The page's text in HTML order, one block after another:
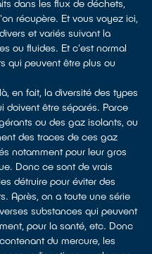
dans les flux de déchets,
récupère. Et vous voyez ici,
et variés suivant la
ou fluides. Et c'est normal
qui peuvent être plus ou
en fait, la diversité des types
doivent être séparés. Parce
ou des gaz isolants, ou
des traces de ces gaz
notamment pour leur gros
Donc ce sont de vrais
détruire pour éviter des
Après, on a toute une série
substances qui peuvent
pour la santé, etc. Donc
du mercure, les